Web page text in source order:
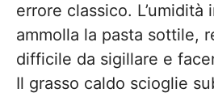
errore classico. L’umidità
ammolla la pasta sottile,
difficile da sigillare e
Il grasso caldo scioglie